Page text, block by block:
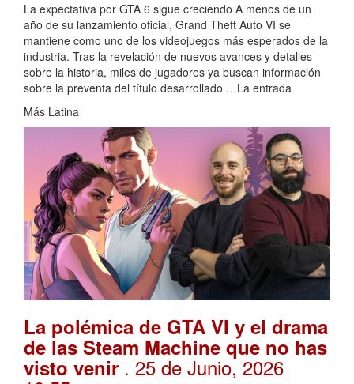
La expectativa por GTA 6 sigue creciendo A menos de un
año de su lanzamiento oficial, Grand Theft Auto VI se
mantiene como uno de los videojuegos más esperados de la
industria. Tras la revelación de nuevos avances y detalles
sobre la historia, miles de jugadores ya buscan información
sobre la preventa del título desarrollado …La entrada
Más Latina
La polémica de GTA VI y el drama
de las Steam Machine que no has
visto venir . 25 de Junio, 2026